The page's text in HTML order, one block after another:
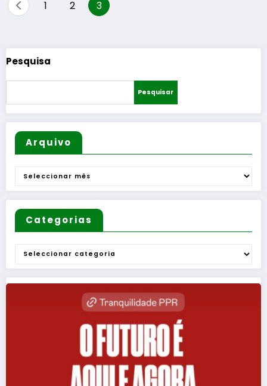
1 2 3
Pesquisa
Pesquisar
Arquivo
Arquivo
Categorias
Categorias